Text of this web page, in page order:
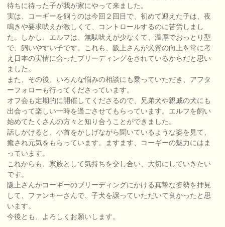
待ちに待った子が我が家にやって来ました。
実は、コーギーを飼うのは今回２回目で、初めて迎えた子は、夜
鳴きや要求吠えが激しくて、コントロールするのに苦労しまし
た。しかし、エルフは、無駄吠えが少なくて、温厚でおっとり型
で、飼いやすい子です。これも、阪上さんが犬質の向上を常に考
え日本の実情に合ったブリーディングをされているからだと思い
ました。
また、その後、いろんな悩みの相談にも乗っていただき、アフタ
ーフォローも行ってくださっています。
オフ会も定期的に開催してくださるので、兄弟犬や親戚の犬にも
出会って楽しい一時を過ごさせてもらっています。エルフを飼い
始めてたくさんの方々と知り合うことができました。
話しかけると、小首をかしげながら聞いているような姿を見て、
癒され元気をもらっています。ますます、コーギーの魅力にはま
っています。
これからも、家族として気持ちを交し合い、大切にしていきたい
です。
阪上さんがコーギーのブリーディングにかける真摯な姿勢を拝見
して、ファンキーさんで、子犬を譲っていただいて良かったと思
います。
今後とも、よろしくお願いします。